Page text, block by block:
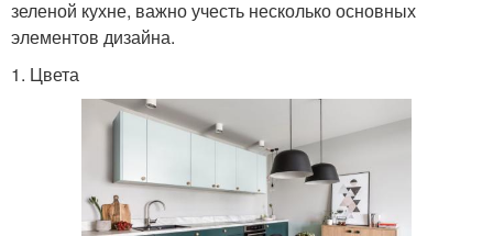
зеленой кухне, важно учесть несколько основных
элементов дизайна.
1. Цвета